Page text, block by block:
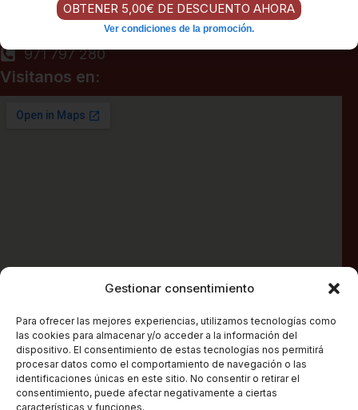
Gestionar consentimiento
Para ofrecer las mejores experiencias, utilizamos tecnologías como
las cookies para almacenar y/o acceder a la información del
dispositivo. El consentimiento de estas tecnologías nos permitirá
procesar datos como el comportamiento de navegación o las
identificaciones únicas en este sitio. No consentir o retirar el
consentimiento, puede afectar negativamente a ciertas
características y funciones.
productos gourmet, vinos y destilados en Mallorca.
971 797 675
971 797 280
Visitanos en:
Categorías:
Carnes
Charcutería
OBTENER 5,00€ DE DESCUENTO AHORA
Ver condiciones de la promoción.